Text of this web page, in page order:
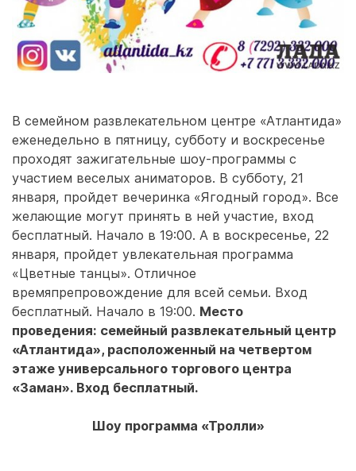
В семейном развлекательном центре «Атлантида»
еженедельно в пятницу, субботу и воскресенье
проходят зажигательные шоу-программы с
участием веселых аниматоров. В субботу, 21
января, пройдет вечеринка «Ягодный город». Все
желающие могут принять в ней участие, вход
бесплатный. Начало в 19:00. А в воскресенье, 22
января, пройдет увлекательная программа
«Цветные танцы». Отличное
времяпрепровождение для всей семьи. Вход
бесплатный. Начало в 19:00. Место
проведения: семейный развлекательный центр
«Атлантида», расположенный на четвертом
этаже универсального торгового центра
«Заман». Вход бесплатный.
Шоу программа «Тролли»